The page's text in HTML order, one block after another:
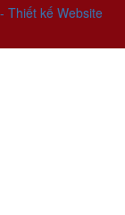
- Thiết kế Website